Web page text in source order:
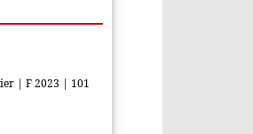
| F 2023 | 101